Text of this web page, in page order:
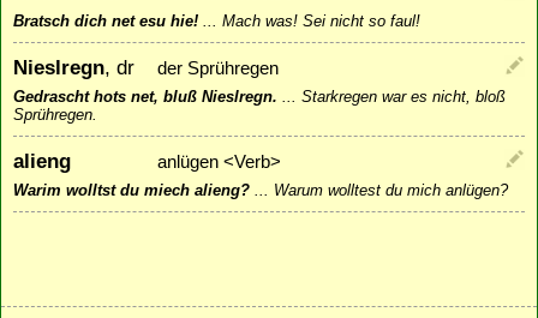
Bratsch dich net esu hie! ... Mach was! Sei nicht so faul!
Nieslregn, dr der Sprühregen
Gedrascht hots net, bluß Nieslregn. ... Starkregen war es nicht, bloß
Sprühregen.
alieng anlügen <Verb>
Warim wolltst du miech alieng? ... Warum wolltest du mich anlügen?